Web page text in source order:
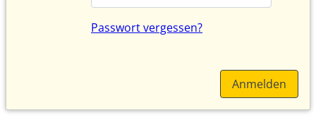
Passwort vergessen?
Anmelden